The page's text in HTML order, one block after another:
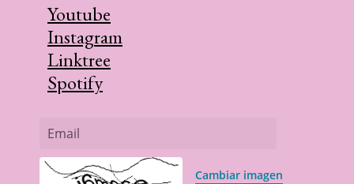
Youtube
Instagram
Linktree
Spotify
Email
Cambiar imagen